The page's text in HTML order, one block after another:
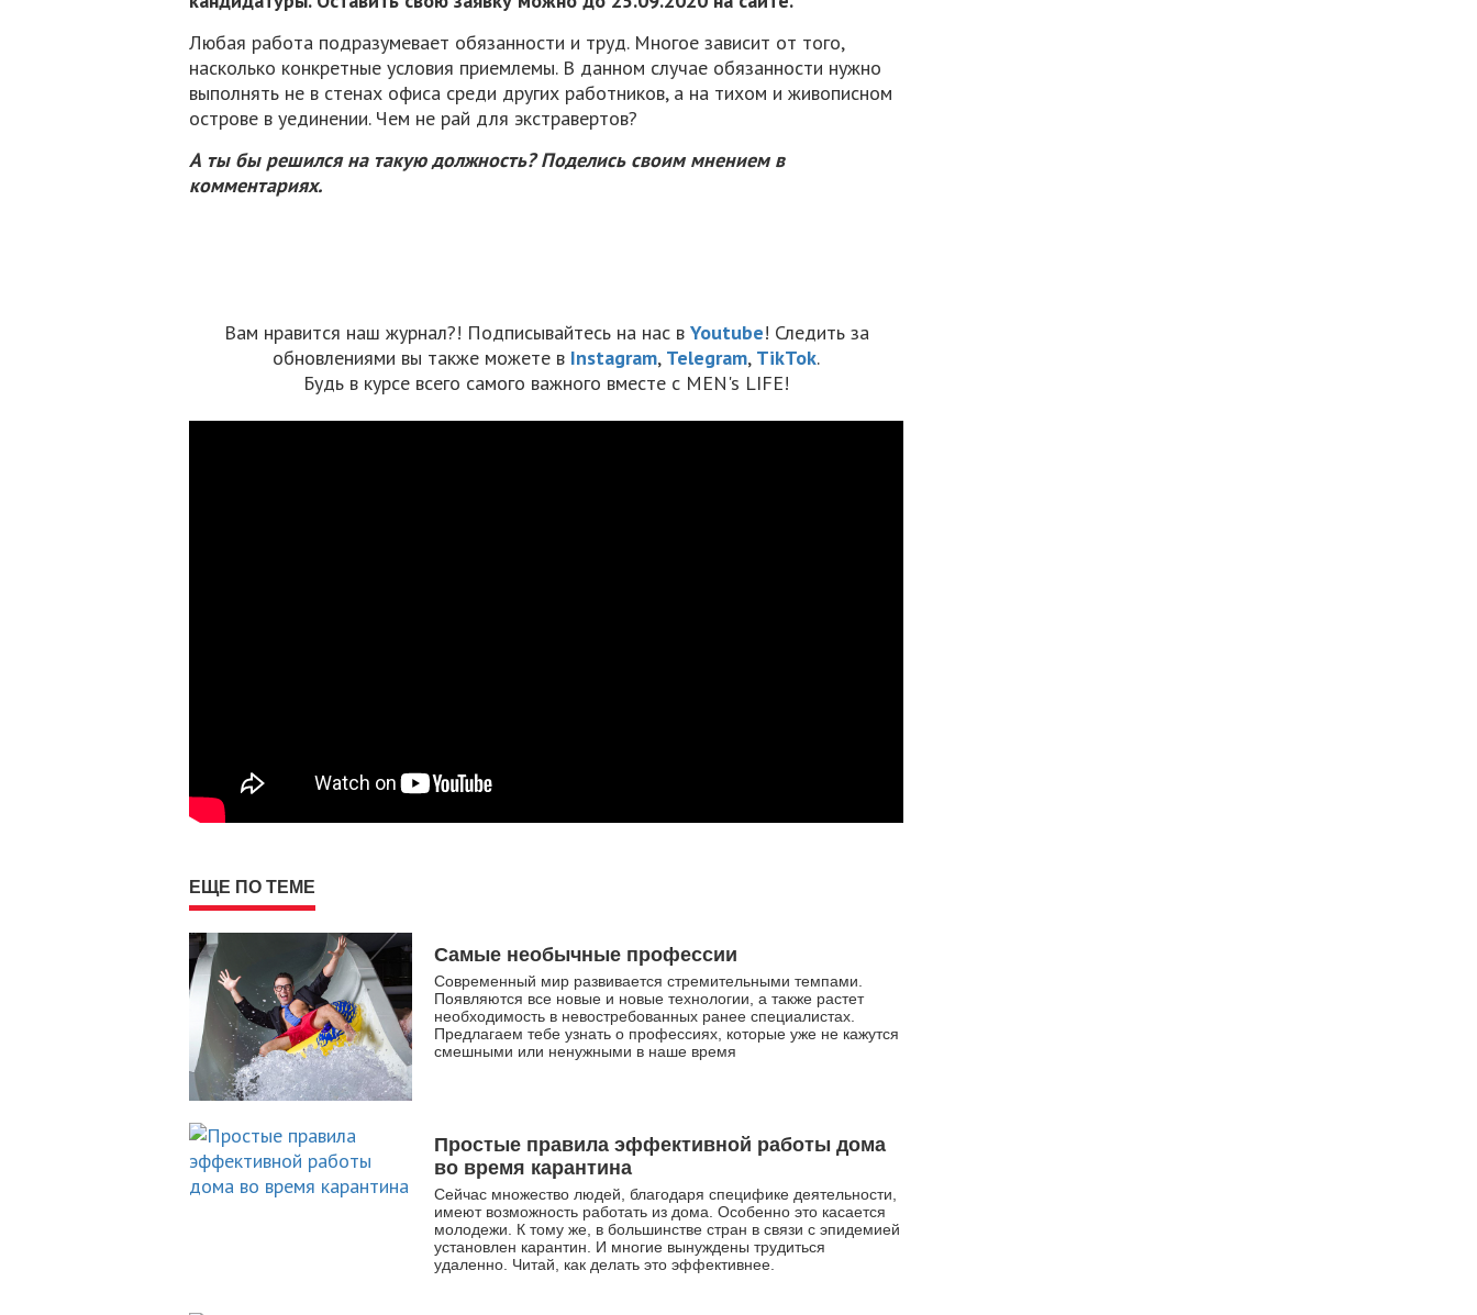
Любая работа подразумевает обязанности и труд. Многое зависит от того,
насколько конкретные условия приемлемы. В данном случае обязанности нужно
выполнять не в стенах офиса среди других работников, а на тихом и живописном
острове в уединении. Чем не рай для экстравертов?
А ты бы решился на такую должность? Поделись своим мнением в
комментариях.
Вам нравится наш журнал?! Подписывайтесь на нас в Youtube! Следить за
обновлениями вы также можете в Instagram, Telegram, TikTok.
Будь в курсе всего самого важного вместе с MEN's LIFE!
ЕЩЕ ПО ТЕМЕ
Самые необычные профессии
Современный мир развивается стремительными темпами.
Появляются все новые и новые технологии, а также растет
необходимость в невостребованных ранее специалистах.
Предлагаем тебе узнать о профессиях, которые уже не кажутся
смешными или ненужными в наше время
Простые правила эффективной работы дома
во время карантина
Сейчас множество людей, благодаря специфике деятельности,
имеют возможность работать из дома. Особенно это касается
молодежи. К тому же, в большинстве стран в связи с эпидемией
установлен карантин. И многие вынуждены трудиться
удаленно. Читай, как делать это эффективнее.